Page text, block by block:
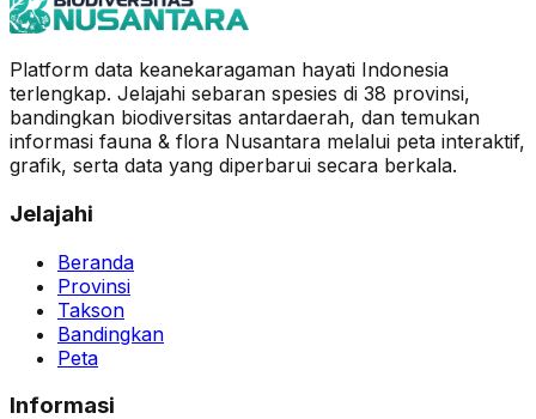
Platform data keanekaragaman hayati Indonesia
terlengkap. Jelajahi sebaran spesies di 38 provinsi,
bandingkan biodiversitas antardaerah, dan temukan
informasi fauna & flora Nusantara melalui peta interaktif,
grafik, serta data yang diperbarui secara berkala.
Jelajahi
Beranda
Provinsi
Takson
Bandingkan
Peta
Informasi